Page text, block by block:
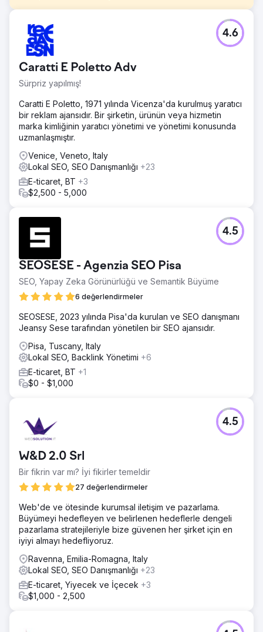
Meydan Okuma
ABD merkezli bir fintech şirketi, Google AI Overview,
ChatGPT araması ve Perplexity'nin üst düzey arama
sorgularını ele geçirmesiyle altı ay içinde organik arama
trafiğinin %41 oranında düştüğünü gözlemledi. Geleneksel
SEO sıralamaları korunurken, tıklama oranları çöktü çünkü
yapay zeka arama motorları, kullanıcılar siteyi ziyaret
etmeden alıcı sorularını yanıtlıyordu. Markaları, üretken
arama motoru sonuçlarında görünmez hale geldi, şema ve
varlık verileri eksikti ve pazarlama liderliğinin LLM
optimizasyonu, GEO veya yanıt verme konusunda bir
Çözüm
Elatre, kapsamlı bir yapay zeka SEO ve LLM optimizasyon
programı uyguladı. Ekibimiz, içeriği konu bazlı otorite
kümeleri olarak yeniden oluşturdu, varlık düzeyinde
verileri ve yüksek otoriteye sahip kaynaklarda alıntı
sinyalleri uyguladı. Yoğun bilgi içeren paragraf yapısı
aracılığıyla arama optimizasyonu yaptık, tarayıcı bağlamı
Hizmet şemaları ekledik. Ardından ChatGPT, Perplexity,
Gemini ve Google AI Overview'da haftalık görünürlük
denetimleri gerçekleştirdik.
Marka, 6 ay içinde ChatGPT, Perplexity ve Google AI
Overview'da en önemli 50 alıcı niyeti sorgusunun 38'i için
önerilen bir kaynak haline geldi. İzlenen sorgu kapsamına
göre yapay zeka arama görünürlüğü ChatGPT'de %92,
Perplexity'de %88 ve Google AI Overview'da %84 arttı.
Organik arama tıklamaları toparlandı ve yıllık bazda %27
arttı, markalı arama hacmi %64 yükseldi ve ücretli medya
Caratti E Poletto Adv
Sürpriz yapılmış!
4.6
Caratti E Poletto, 1971 yılında Vicenza'da kurulmuş yaratıcı
bir reklam ajansıdır. Bir şirketin, ürünün veya hizmetin
marka kimliğinin yaratıcı yönetimi ve yönetimi konusunda
uzmanlaşmıştır.
Venice, Veneto, Italy
Lokal SEO, SEO Danışmanlığı +23
E-ticaret, BT +3
$2,500 - 5,000
SEOSESE - Agenzia SEO Pisa
SEO, Yapay Zeka Görünürlüğü ve Semantik Büyüme
6 değerlendirmeler
4.5
SEOSESE, 2023 yılında Pisa'da kurulan ve SEO danışmanı
Jeansy Sese tarafından yönetilen bir SEO ajansıdır.
Pisa, Tuscany, Italy
Lokal SEO, Backlink Yönetimi +6
E-ticaret, BT +1
$0 - $1,000
W&D 2.0 Srl
Bir fikrin var mı? İyi fikirler temeldir
27 değerlendirmeler
4.5
Web'de ve ötesinde kurumsal iletişim ve pazarlama.
Büyümeyi hedefleyen ve belirlenen hedeflerle dengeli
pazarlama stratejileriyle bize güvenen her şirket için en
iyiyi almayı hedefliyoruz.
Ravenna, Emilia-Romagna, Italy
Lokal SEO, SEO Danışmanlığı +23
E-ticaret, Yiyecek ve İçecek +3
$1,000 - 2,500